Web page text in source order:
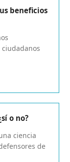
beneficios
o no?
ciencia
de